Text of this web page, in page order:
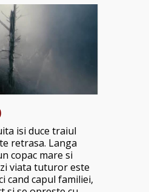
isi duce traiul
retrasa. Langa
copac mare si
viata tuturor este
cand capul familiei,